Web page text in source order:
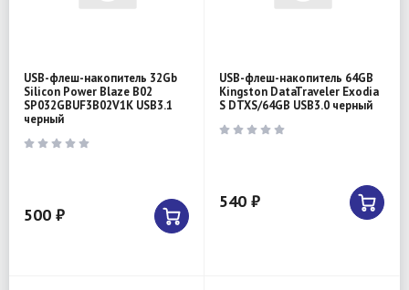
USB-флеш-накопитель 32Gb
Silicon Power Blaze B02
SP032GBUF3B02V1K USB3.1
черный
500 ₽
USB-флеш-накопитель 64GB
Kingston DataTraveler Exodia
S DTXS/64GB USB3.0 черный
540 ₽